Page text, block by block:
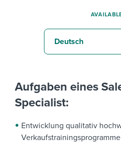
Aufgaben eines
Specialist:
Entwicklung qualitativ
Deutsch